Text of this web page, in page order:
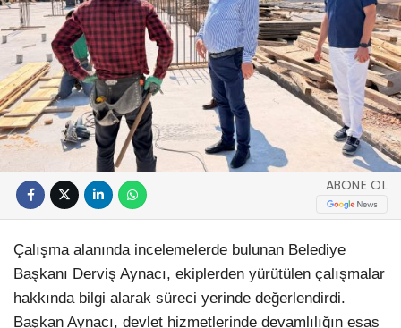
ABONE OL
Çalışma alanında incelemelerde bulunan Belediye
Başkanı Derviş Aynacı, ekiplerden yürütülen çalışmalar
hakkında bilgi alarak süreci yerinde değerlendirdi.
Başkan Aynacı, devlet hizmetlerinde devamlılığın esas